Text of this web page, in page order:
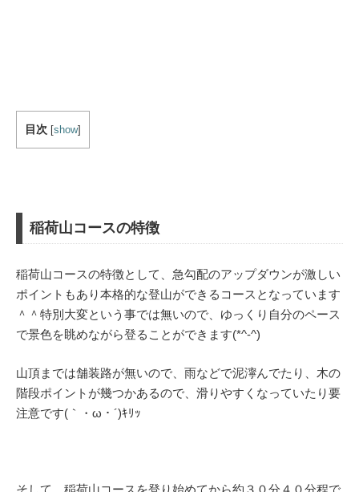
目次 [show]
稲荷山コースの特徴
稲荷山コースの特徴として、急勾配のアップダウンが激しい
ポイントもあり本格的な登山ができるコースとなっています
＾＾特別大変という事では無いので、ゆっくり自分のペース
で景色を眺めながら登ることができます(*^-^)
山頂までは舗装路が無いので、雨などで泥濘んでたり、木の
階段ポイントが幾つかあるので、滑りやすくなっていたり要
注意です(｀・ω・´)ｷﾘｯ
そして、稲荷山コースを登り始めてから約３０分４０分程で